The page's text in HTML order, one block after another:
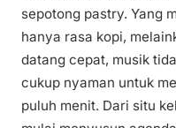
sepotong pastry. Yang
hanya rasa kopi,
datang cepat, musik
cukup nyaman untuk
puluh menit. Dari situ